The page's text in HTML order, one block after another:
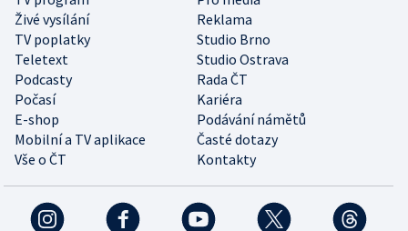
Živé vysílání
Reklama
TV poplatky
Studio Brno
Teletext
Studio Ostrava
Podcasty
Rada ČT
Počasí
Kariéra
E-shop
Podávání námětů
Mobilní a TV aplikace
Časté dotazy
Vše o ČT
Kontakty